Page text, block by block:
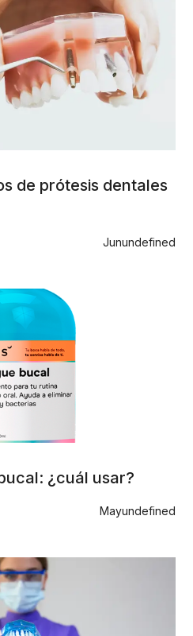
de prótesis dentales
Junundefined
¿cuál usar?
Mayundefined